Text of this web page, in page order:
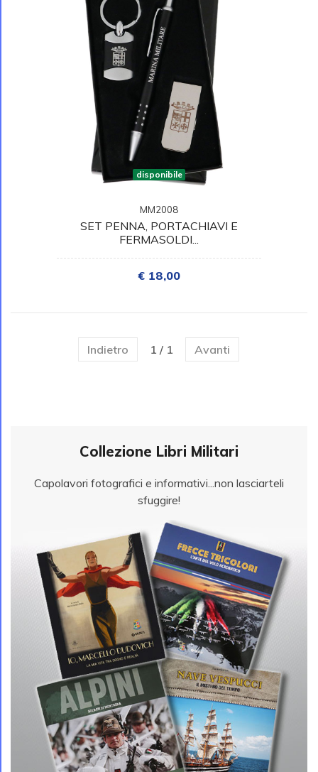
disponibile
MM2008
SET PENNA, PORTACHIAVI E
FERMASOLDI...
€ 18,00
Indietro 1 / 1 Avanti
Collezione Libri Militari
Capolavori fotografici e informativi...non lasciarteli
sfuggire!